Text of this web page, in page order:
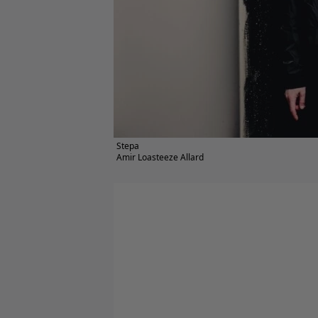
Stepa
Amir Loasteeze Allard